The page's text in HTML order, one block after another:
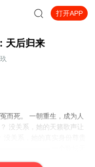
打开APP
天后归来
而死。 一朝重生，成为人
没关系，她的天籁歌声让
一个歌坛天